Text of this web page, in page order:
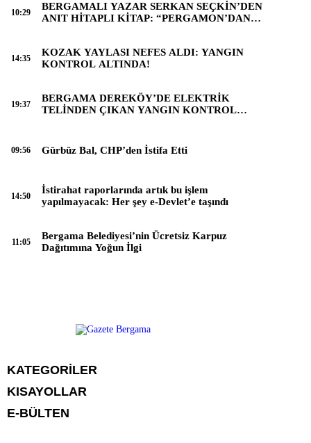
BERGAMALI YAZAR SERKAN SEÇKİN’DEN
ANIT HİTAPLI KİTAP: “PERGAMON’DAN
10:29
KOZAK YAYLASI NEFES ALDI: YANGIN
KONTROL ALTINDA!
14:35
BERGAMA DEREKÖY’DE ELEKTRİK
TELİNDEN ÇIKAN YANGIN KONTROL
19:37
Gürbüz Bal, CHP’den İstifa Etti
09:56
İstirahat raporlarında artık bu işlem
yapılmayacak: Her şey e-Devlet’e taşındı
14:50
Bergama Belediyesi’nin Ücretsiz Karpuz
Dağıtımına Yoğun İlgi
11:05
KATEGORİLER
BURÇLAR
KISAYOLLAR
Menü seçimi yapın. WP-ADMIN → Görünüm → Menüler sayfasından
E-BÜLTEN